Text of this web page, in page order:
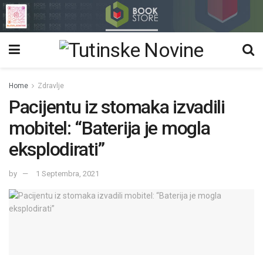
Home Zdravlje
Pacijentu iz stomaka izvadili
mobitel: “Baterija je mogla
eksplodirati”
by 1 Septembra, 2021